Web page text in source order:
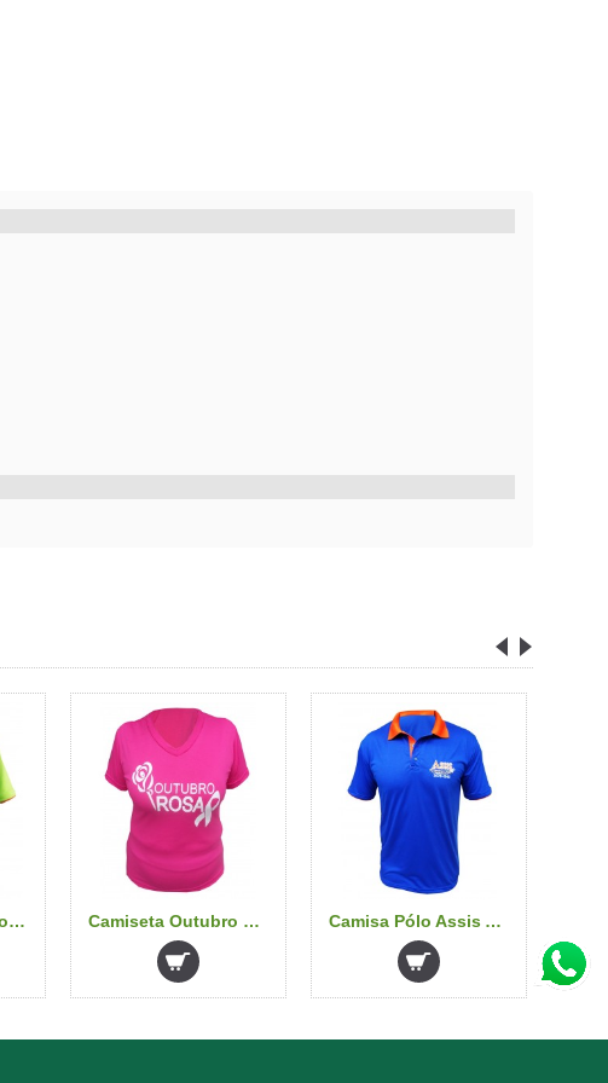
Camisa Pólo Pandora Pet shop Camiseta Outubro Rosa Camisa Pólo Assis Auto Peças